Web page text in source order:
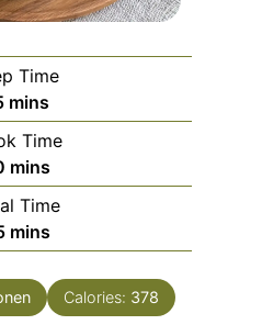
Time
m
i
n
u
t
e
s
mins
Time
m
i
n
u
e
s
mins
Time
m
i
n
u
mins
Calories: 378